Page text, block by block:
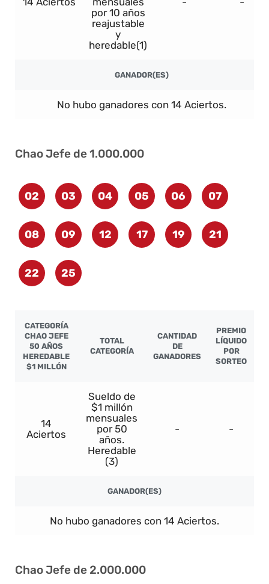
por 10 años
reajustable
y
heredable(1)
GANADOR(ES)
No hubo ganadores con 14 Aciertos.
Chao Jefe de 1.000.000
02 03 04 05 06 07
08 09 12 17 19 21
22 25
CATEGORÍA
CHAO JEFE
50 AÑOS
HEREDABLE
$1 MILLÓN
TOTAL
CATEGORÍA
CANTIDAD
DE
GANADORES
PREMIO
LÍQUIDO
POR
SORTEO
14
Aciertos
Sueldo de
$1 millón
mensuales
por 50
años.
Heredable
(3)
- -
GANADOR(ES)
No hubo ganadores con 14 Aciertos.
Chao Jefe de 2.000.000